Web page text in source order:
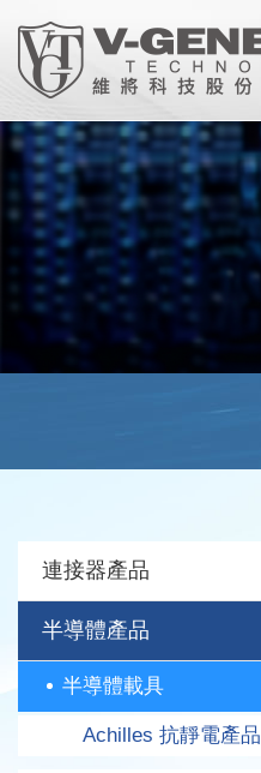
連接器產品
半導體產品
半導體載具
Achilles 抗靜電產品